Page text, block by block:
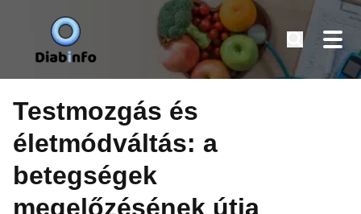
Tovább
tartalomra
Diabinfo.hu – Információk cukorbetegeknek
Testmozgás és
életmódváltás: a
betegségek
megelőzésének útja